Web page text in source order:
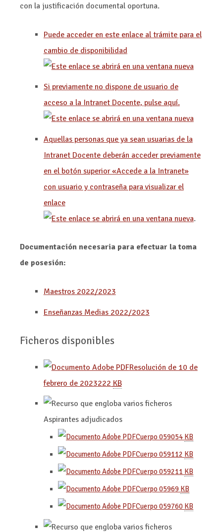
con la justificación documental oportuna.
Puede acceder en este enlace al trámite para el
cambio de disponibilidad
Si previamente no dispone de usuario de
acceso a la Intranet Docente, pulse aquí.
Aquellas personas que ya sean usuarias de la
Intranet Docente deberán acceder previamente
en el botón superior «Accede a la Intranet»
con usuario y contraseña para visualizar el
enlace
.
Documentación necesaria para efectuar la toma
de posesión:
Maestros 2022/2023
Enseñanzas Medias 2022/2023
Ficheros disponibles
Resolución de 10 de
febrero de 2023222 KB
Aspirantes adjudicados
Cuerpo 059054 KB
Cuerpo 059112 KB
Cuerpo 059211 KB
Cuerpo 05969 KB
Cuerpo 059760 KB